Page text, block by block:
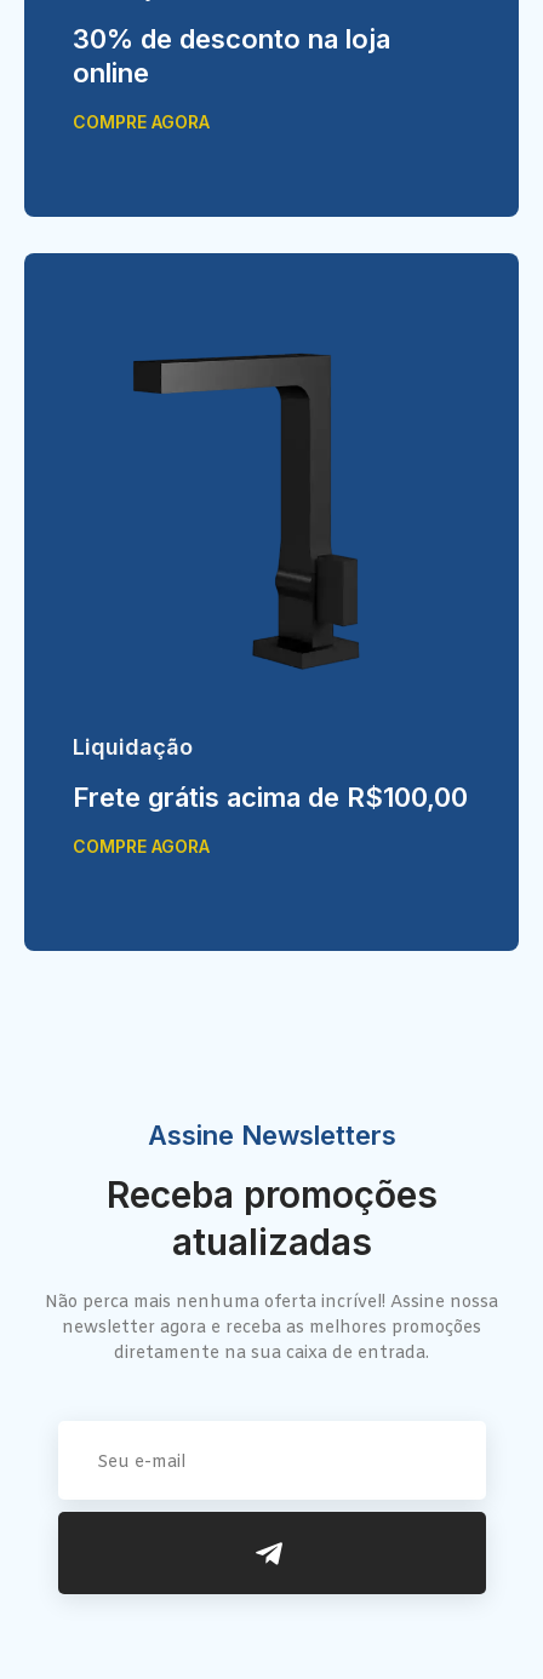
30% de desconto na loja
online
COMPRE AGORA
Liquidação
Frete grátis acima de R$100,00
COMPRE AGORA
Assine Newsletters
Receba promoções
atualizadas
Não perca mais nenhuma oferta incrível! Assine nossa
newsletter agora e receba as melhores promoções
diretamente na sua caixa de entrada.